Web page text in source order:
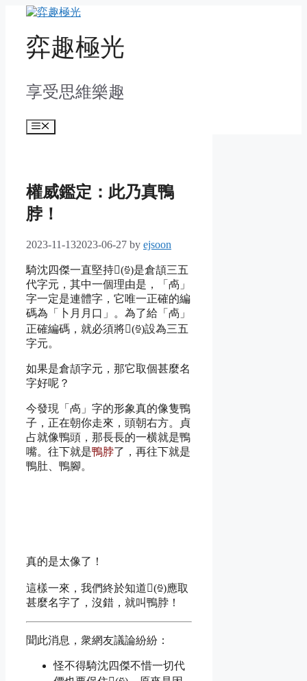
content弈趣極光
享受思維樂趣
Menu
權威鑑定：此乃真鴨
脖！
2023-11-132023-06-27 by ejsoon
騎沈四傑一直堅持𭁟(ꁪ)是倉頡三五
代字元，其中一個理由是，「卨」
字一定是連體字，它唯一正確的編
碼為「卜月月口」。為了給「卨」
正確編碼，就必須將𭁟(ꁪ)設為三五
字元。
如果是倉頡字元，那它取個甚麼名
字好呢？
今發現「卨」字的形象真的像隻鴨
子，正在朝你走來，頭朝右方。
貞
占就像鴨頭，那長長的一横就是鴨
嘴。往下就是鴨脖了，再往下就是
鴨肚、鴨腳。
真的是太像了！
這樣一來，我們終於知道𭁟(ꁪ)應取
甚麼名字了，沒錯，就叫鴨脖！
聞此消息，衆網友議論紛紛：
怪不得騎沈四傑不惜一切代